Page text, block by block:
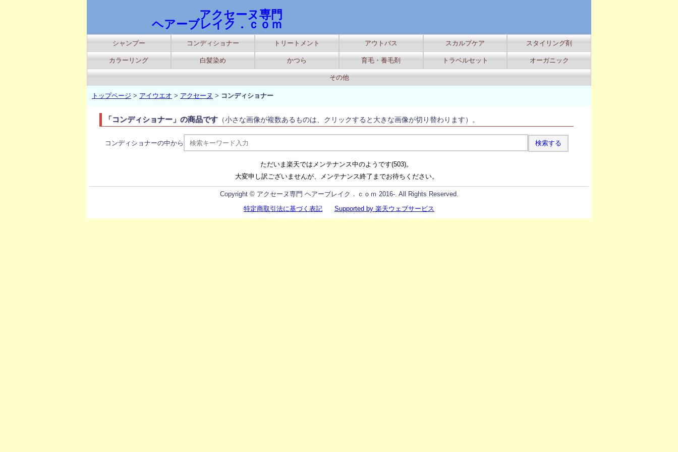
アクセーヌ専門
ヘアーブレイク．ｃｏｍ
「コンディショナー」の商品です （小さな画像が複数あるものは、クリックすると大きな画像が切り替わります）。
コンディショナーの中から
ただいま楽天ではメンテナンス中のようです(503)。
大変申し訳ございませんが、メンテナンス終了までお待ちください。
トップページ > アイウエオ > アクセーヌ > コンディショナー
シャンプー コンディショナー トリートメント アウトバス スカルプケア スタイリング剤
カラーリング 白髪染め かつら 育毛・養毛剤 トラベルセット オーガニック
その他
Copyright © アクセーヌ専門 ヘアーブレイク．ｃｏｍ 2016-. All Rights Reserved.
特定商取引法に基づく表記
Supported by 楽天ウェブサービス